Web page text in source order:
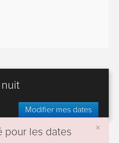
nuit
Modifier mes dates
×
pour les dates